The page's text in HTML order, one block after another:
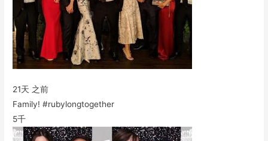
21天 之前
Family! #rubylongtogether
5千